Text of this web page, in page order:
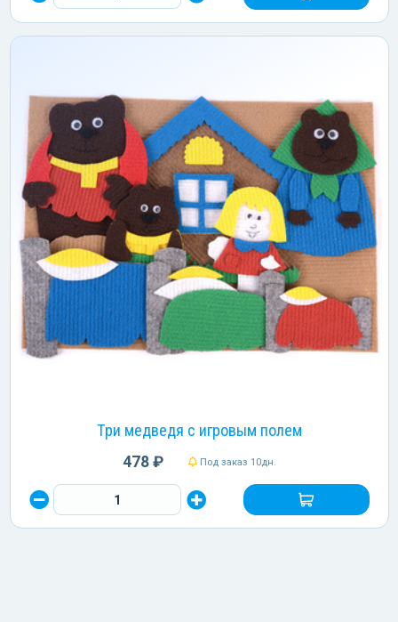
Три медведя с игровым полем
478 ₽ Под заказ 10дн.